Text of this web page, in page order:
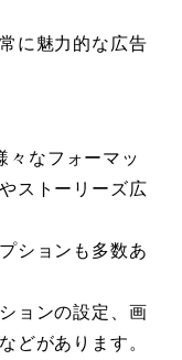
に魅力的な広告
々なフォーマッ
ストーリーズ広
ションも多数あ
ョンの設定、画
どがあります。